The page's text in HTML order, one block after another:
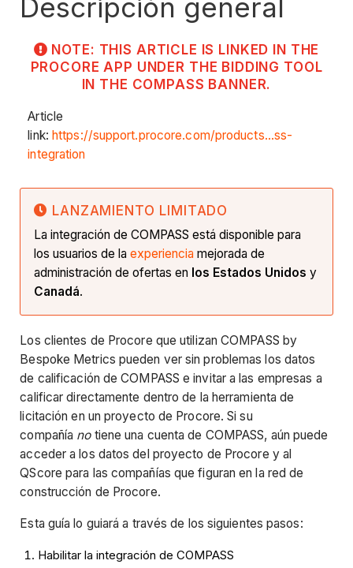
Descripción general
NOTE: THIS ARTICLE IS LINKED IN THE
PROCORE APP UNDER THE BIDDING TOOL
IN THE COMPASS BANNER.
Article
link: https://support.procore.com/products...ss-
integration
LANZAMIENTO LIMITADO
La integración de COMPASS está disponible para
los usuarios de laexperiencia mejorada de
administración de ofertas en los Estados Unidos y
Canadá.
Los clientes de Procore que utilizan COMPASS by
Bespoke Metrics pueden ver sin problemas los datos
de calificación de COMPASS e invitar a las empresas a
calificar directamente dentro de la herramienta de
licitación en un proyecto de Procore. Si su
compañía no tiene una cuenta de COMPASS, aún puede
acceder a los datos del proyecto de Procore y al
QScore para las compañías que figuran en la red de
construcción de Procore.
Esta guía lo guiará a través de los siguientes pasos:
Habilitar la integración de COMPASS